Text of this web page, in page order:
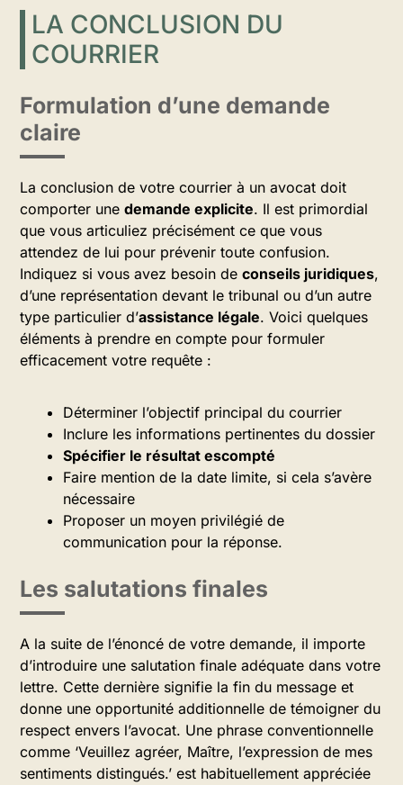
LA CONCLUSION DU
COURRIER
Formulation d’une demande
claire
La conclusion de votre courrier à un avocat doit
comporter une demande explicite. Il est primordial
que vous articuliez précisément ce que vous
attendez de lui pour prévenir toute confusion.
Indiquez si vous avez besoin de conseils juridiques,
d’une représentation devant le tribunal ou d’un autre
type particulier d’assistance légale. Voici quelques
éléments à prendre en compte pour formuler
efficacement votre requête :
Déterminer l’objectif principal du courrier
Inclure les informations pertinentes du dossier
Spécifier le résultat escompté
Faire mention de la date limite, si cela s’avère
nécessaire
Proposer un moyen privilégié de
communication pour la réponse.
Les salutations finales
A la suite de l’énoncé de votre demande, il importe
d’introduire une salutation finale adéquate dans votre
lettre. Cette dernière signifie la fin du message et
donne une opportunité additionnelle de témoigner du
respect envers l’avocat. Une phrase conventionnelle
comme ‘Veuillez agréer, Maître, l’expression de mes
sentiments distingués.’ est habituellement appréciée